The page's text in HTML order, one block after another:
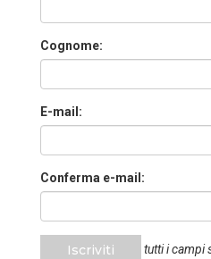
Cognome:
E-mail:
Conferma e-mail:
Iscriviti tutti i campi